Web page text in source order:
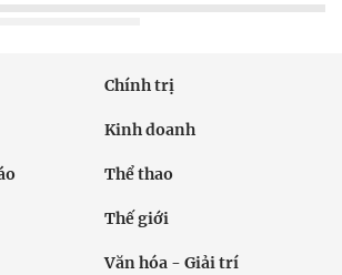
Chính trị
Kinh doanh
Thể thao
Thế giới
Văn hóa - Giải trí